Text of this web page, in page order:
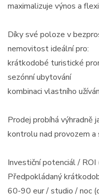
maximalizuje výnos a
Díky své poloze v
nemovitost ideální pro:
krátkodobé turistické
sezónní ubytování
kombinaci vlastního
Prodej probíhá výhradně
kontrolu nad provozem
Investiční potenciál / ROI
Předpokládaný
60-90 eur / studio / noc